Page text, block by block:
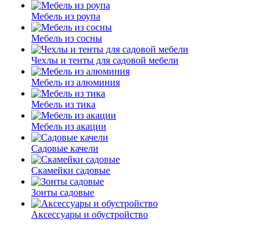
Мебель из роупа
Мебель из сосны
Чехлы и тенты для садовой мебели
Мебель из алюминия
Мебель из тика
Мебель из акации
Садовые качели
Скамейки садовые
Зонты садовые
Аксессуары и обустройство